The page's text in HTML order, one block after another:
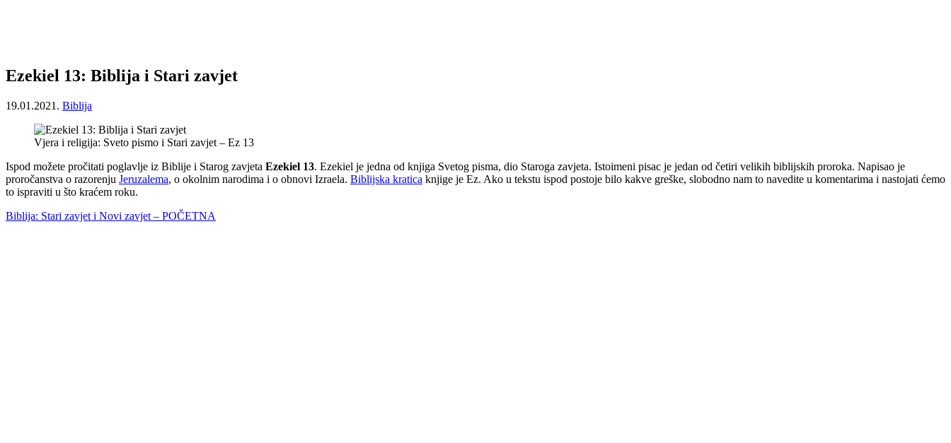
Ezekiel 13: Biblija i Stari zavjet
19.01.2021. Biblija
Vjera i religija: Sveto pismo i Stari zavjet – Ez 13
Ispod možete pročitati poglavlje iz Biblije i Starog zavjeta Ezekiel 13. Ezekiel je jedna od knjiga Svetog pisma, dio Staroga zavjeta. Istoimeni pisac je jedan od četiri velikih biblijskih proroka. Napisao je
proročanstva o razorenju Jeruzalema, o okolnim narodima i o obnovi Izraela. Biblijska kratica knjige je Ez. Ako u tekstu ispod postoje bilo kakve greške, slobodno nam to navedite u komentarima i nastojati ćemo
to ispraviti u što kraćem roku.
Biblija: Stari zavjet i Novi zavjet – POČETNA